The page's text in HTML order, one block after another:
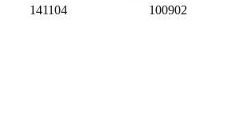
141104
100902